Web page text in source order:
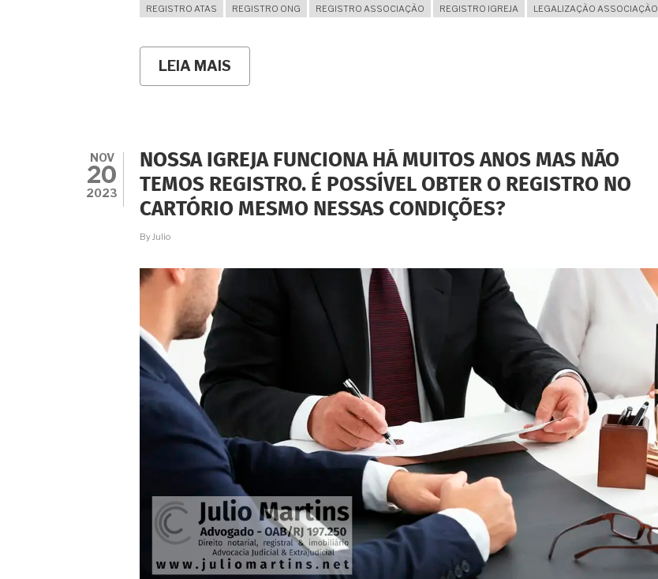
REGISTRO ATAS
REGISTRO ONG REGISTRO ASSOCIAÇÃO REGISTRO IGREJA LEGALIZAÇÃO ASSOCIAÇÃO
LEIA MAIS
INTEIRAMENTE
PELA
INTERNET,
SEM
PRECISAR
NOV
20
2023
NOSSA IGREJA FUNCIONA HÁ MUITOS ANOS MAS NÃO
TEMOS REGISTRO. É POSSÍVEL OBTER O REGISTRO NO
CARTÓRIO MESMO NESSAS CONDIÇÕES?
ByJulio